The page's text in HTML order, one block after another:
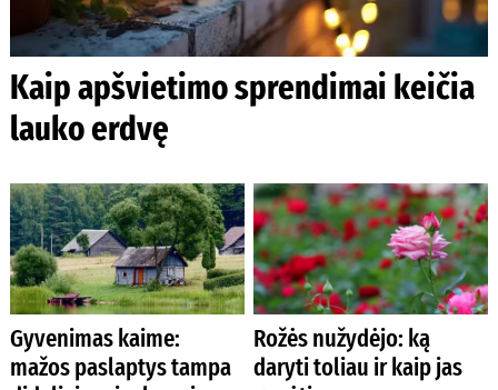
Kaip apšvietimo sprendimai keičia
lauko erdvę
Gyvenimas kaime:
mažos paslaptys tampa
Rožės nužydėjo: ką
daryti toliau ir kaip jas